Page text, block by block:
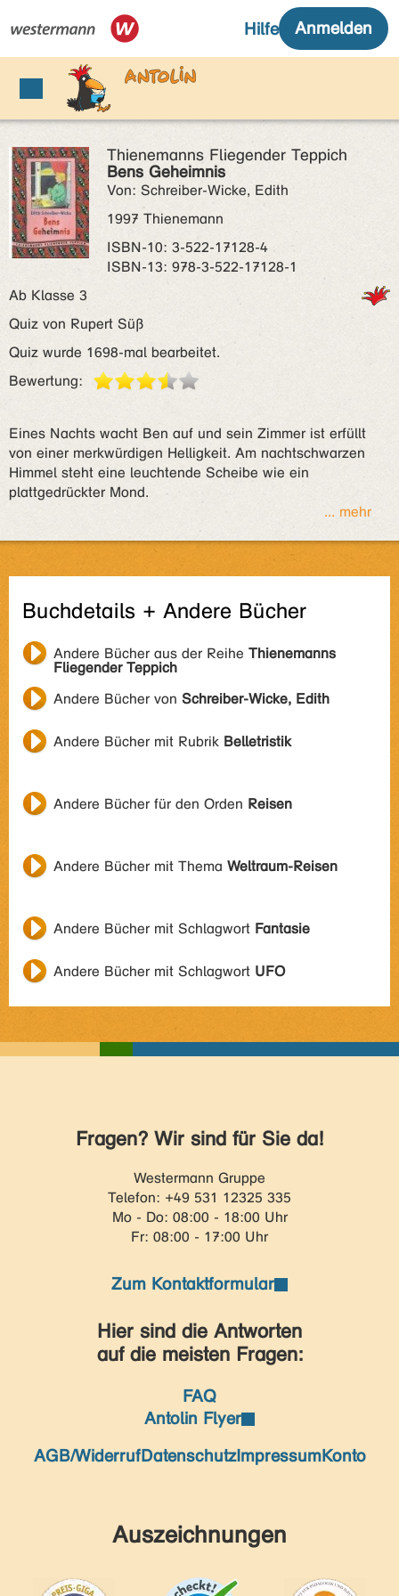
Thienemanns Fliegender Teppich
Bens Geheimnis
Von: Schreiber-Wicke, Edith
1997 Thienemann
ISBN‑10: 3-522-17128-4
ISBN‑13: 978-3-522-17128-1
Ab Klasse 3
Quiz von Rupert Süß
Quiz wurde 1698-mal bearbeitet.
Bewertung:
Eines Nachts wacht Ben auf und sein Zimmer ist erfüllt
von einer merkwürdigen Helligkeit. Am nachtschwarzen
Himmel steht eine leuchtende Scheibe wie ein
plattgedrückter Mond.
... mehr
Buchdetails + Andere Bücher
Andere Bücher aus der Reihe Thienemanns
Fliegender Teppich
Andere Bücher von Schreiber-Wicke, Edith
Andere Bücher mit Rubrik Belletristik
Andere Bücher für den Orden Reisen
Andere Bücher mit Thema Weltraum-Reisen
Andere Bücher mit Schlagwort Fantasie
Andere Bücher mit Schlagwort UFO